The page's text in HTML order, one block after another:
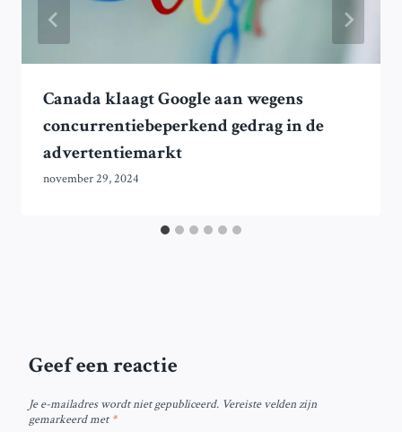
Canada klaagt Google aan wegens
concurrentiebeperkend gedrag in de
advertentiemarkt
november 29, 2024
Geef een reactie
Je e-mailadres wordt niet gepubliceerd. Vereiste velden zijn
gemarkeerd met*